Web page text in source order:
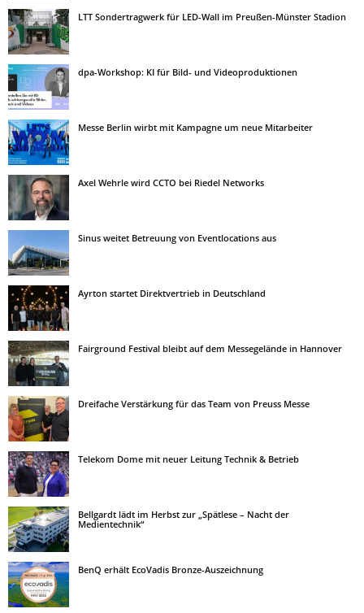
LTT Sondertragwerk für LED-Wall im Preußen-Münster Stadion
dpa-Workshop: KI für Bild- und Videoproduktionen
Messe Berlin wirbt mit Kampagne um neue Mitarbeiter
Axel Wehrle wird CCTO bei Riedel Networks
Sinus weitet Betreuung von Eventlocations aus
Ayrton startet Direktvertrieb in Deutschland
Fairground Festival bleibt auf dem Messegelände in Hannover
Dreifache Verstärkung für das Team von Preuss Messe
Telekom Dome mit neuer Leitung Technik & Betrieb
Bellgardt lädt im Herbst zur „Spätlese – Nacht der
Medientechnik“
BenQ erhält EcoVadis Bronze-Auszeichnung